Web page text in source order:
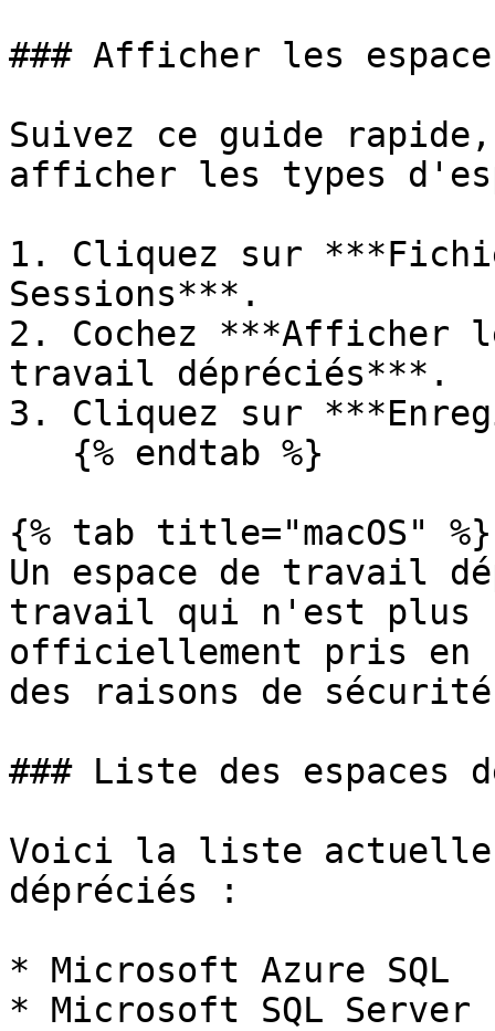
### Afficher les
Suivez ce guide
afficher les types
1. Cliquez sur
Sessions***.
2. Cochez ***Afficher
travail dépréciés***.
3. Cliquez sur
{% tab title="macOS" %}
Un espace de travail
travail qui n'est plus
officiellement pris en
des raisons de
### Liste des espaces
Voici la liste actuelle
dépréciés :
* Microsoft Azure SQL
* Microsoft SQL Server